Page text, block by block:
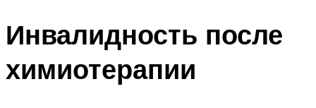
Инвалидность после
химиотерапии